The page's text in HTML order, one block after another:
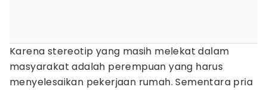
Karena stereotip yang masih melekat dalam
masyarakat adalah perempuan yang harus
menyelesaikan pekerjaan rumah. Sementara pria